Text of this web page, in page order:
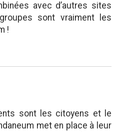
avec d’autres sites
sont vraiment les
!
sont les citoyens et le
met en place à leur